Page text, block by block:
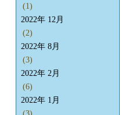
(1)
2022年 12月
(2)
2022年 8月
(3)
2022年 2月
(6)
2022年 1月